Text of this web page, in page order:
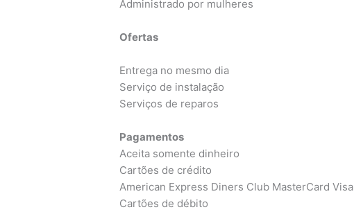
Administrado por mulheres
Ofertas
Entrega no mesmo dia
Serviço de instalação
Serviços de reparos
Pagamentos
Aceita somente dinheiro
Cartões de crédito
American Express Diners Club MasterCard Visa
Cartões de débito